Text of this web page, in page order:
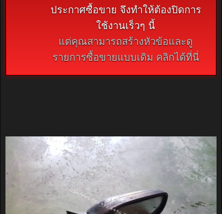
ประกาศซื้อขาย จึงทำให้ต้องปิดการ
ใช้งานเร็วๆ นี้
แต่คุณสามารถสร้างหัวข้อและดู
รายการซื้อขายแบบเดิม คลิกได้ที่นี่